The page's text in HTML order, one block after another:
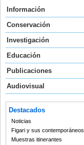
Información
Conservación
Investigación
Educación
Publicaciones
Audiovisual
Destacados
Noticias
Figari y sus contemporáneos
Muestras itinerantes